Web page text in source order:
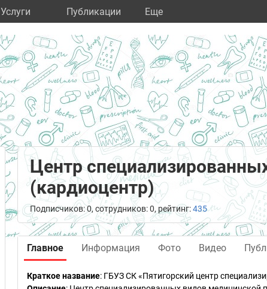
Услуги Публикации Eще
Центр
(кардиоцентр)
Подписчиков: 0, сотрудников: 0, рейтинг:435
Главное Информация Фото Видео
Краткое название: ГБУЗ СК «Пятигорский центр